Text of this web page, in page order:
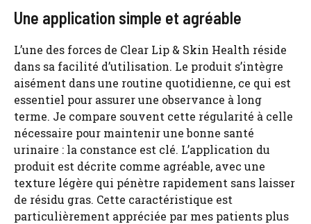
Une application simple et agréable
L’une des forces de Clear Lip & Skin Health réside
dans sa facilité d’utilisation. Le produit s’intègre
aisément dans une routine quotidienne, ce qui est
essentiel pour assurer une observance à long
terme. Je compare souvent cette régularité à celle
nécessaire pour maintenir une bonne santé
urinaire : la constance est clé. L’application du
produit est décrite comme agréable, avec une
texture légère qui pénètre rapidement sans laisser
de résidu gras. Cette caractéristique est
particulièrement appréciée par mes patients plus